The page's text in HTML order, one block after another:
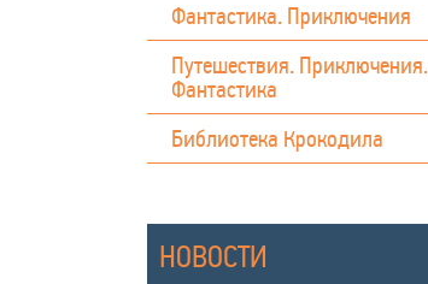
Фантастика. Приключения
Путешествия. Приключения.
Фантастика
Библиотека Крокодила
НОВОСТИ